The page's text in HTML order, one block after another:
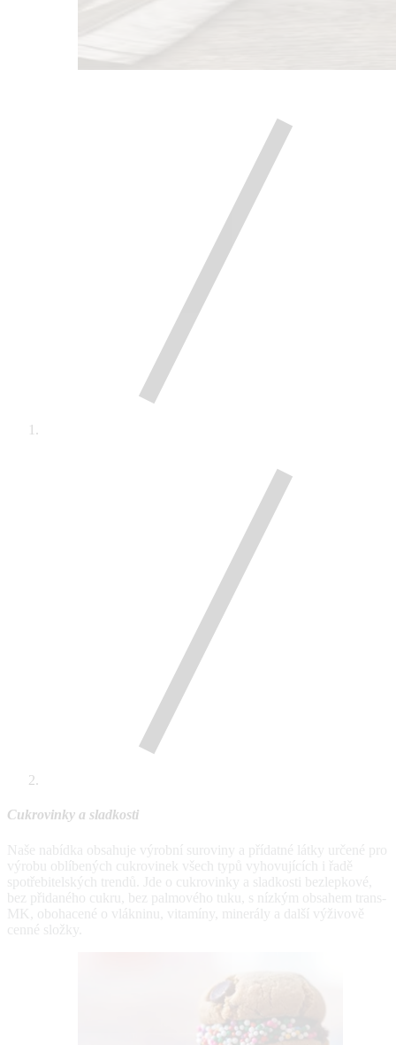
Cukrovinky a sladkosti
Naše nabídka obsahuje výrobní suroviny a přídatné látky určené pro
výrobu oblíbených cukrovinek všech typů vyhovujících i řadě
spotřebitelských trendů. Jde o cukrovinky a sladkosti bezlepkové,
bez přidaného cukru, bez palmového tuku, s nízkým obsahem trans-
MK, obohacené o vlákninu, vitamíny, minerály a další výživově
cenné složky.